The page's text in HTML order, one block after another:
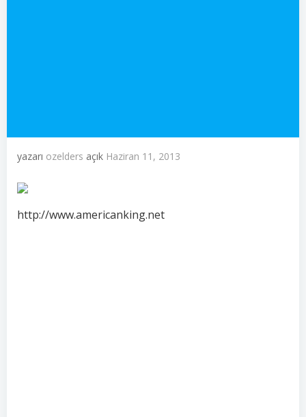
yazarı ozelders açık Haziran 11, 2013
http://www.americanking.net